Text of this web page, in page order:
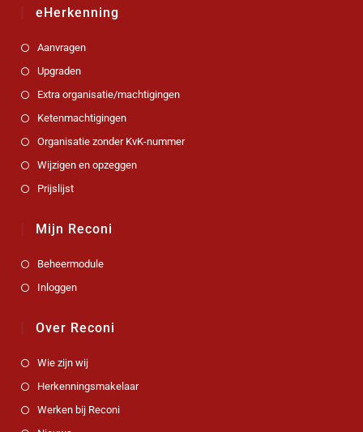
eHerkenning
Aanvragen
Upgraden
Extra organisatie/machtigingen
Ketenmachtigingen
Organisatie zonder KvK-nummer
Wijzigen en opzeggen
Prijslijst
Mijn Reconi
Beheermodule
Inloggen
Over Reconi
Wie zijn wij
Herkenningsmakelaar
Werken bij Reconi